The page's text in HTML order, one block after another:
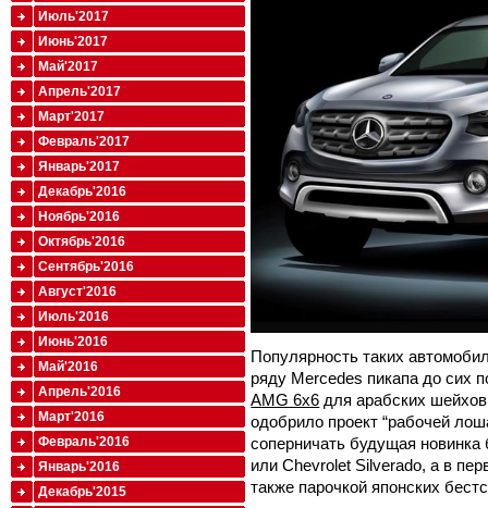
Популярность таких
ряду Mercedes пикапа до сих
AMG 6x6 для арабских
одобрило проект “рабочей
соперничать будущая
или Chevrolet Silverado, а в
также парочкой японских
Июль'2017
Июнь'2017
Май'2017
Апрель'2017
Март'2017
Февраль'2017
Январь'2017
Декабрь'2016
Ноябрь'2016
Октябрь'2016
Сентябрь'2016
Август'2016
Июль'2016
Июнь'2016
Май'2016
Апрель'2016
Март'2016
Февраль'2016
Январь'2016
Декабрь'2015